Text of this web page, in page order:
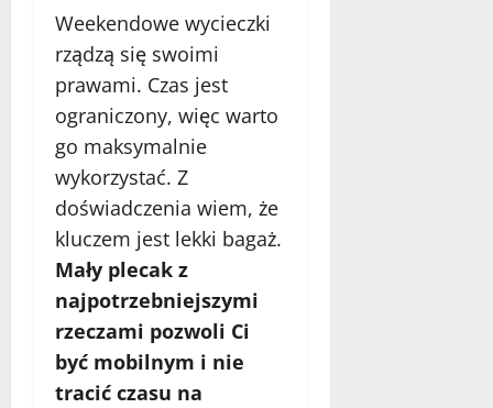
Weekendowe wycieczki
rządzą się swoimi
prawami. Czas jest
ograniczony, więc warto
go maksymalnie
wykorzystać. Z
doświadczenia wiem, że
kluczem jest lekki bagaż.
Mały plecak z
najpotrzebniejszymi
rzeczami pozwoli Ci
być mobilnym i nie
tracić czasu na